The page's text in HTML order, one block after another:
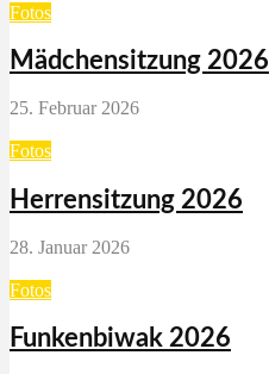
Fotos
Mädchensitzung 2026
25. Februar 2026
Fotos
Herrensitzung 2026
28. Januar 2026
Fotos
Funkenbiwak 2026